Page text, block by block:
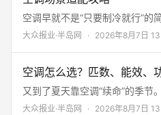
空调早就不是“只要制冷就行”的
睡、电费减半；选错了，吹出的
澳柯玛空调怎么选最合适。 🏠
感、长效节能卧室长时间休憩，
净、静音省电，推荐澳柯玛洁净
大众报业·半岛网 · 2026年8月7日
空调怎么选？匹数、能效、
又到了夏天靠空调“续命”的季节
面，看着满屏的“1匹”“1. 5匹”“新
大众报业·半岛网 · 2026年8月7日